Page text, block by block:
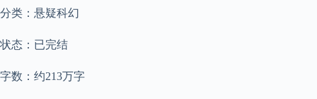
分类：悬疑科幻
状态：已完结
字数：约213万字